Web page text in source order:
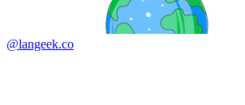
@langeek.co